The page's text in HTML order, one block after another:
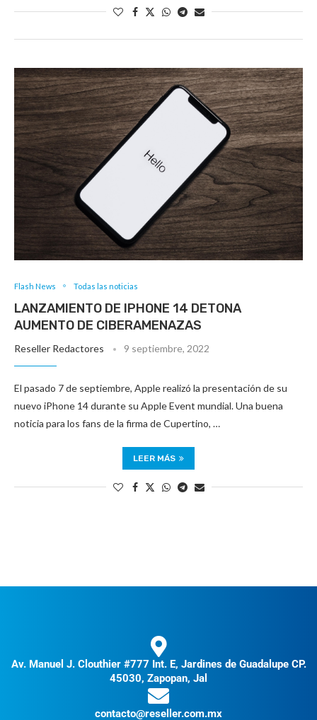
Flash News Todas las noticias
LANZAMIENTO DE IPHONE 14 DETONA
AUMENTO DE CIBERAMENAZAS
Reseller Redactores 9 septiembre, 2022
El pasado 7 de septiembre, Apple realizó la presentación de su
nuevo iPhone 14 durante su Apple Event mundial. Una buena
noticia para los fans de la firma de Cupertino, …
LEER MÁS
Av. Manuel J. Clouthier #777 Int. E, Jardines de Guadalupe CP.
45030, Zapopan, Jal
contacto@reseller.com.mx